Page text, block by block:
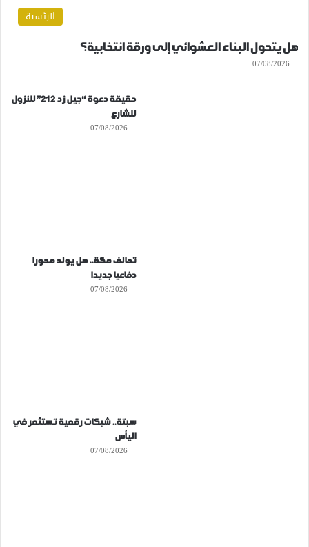
الرئسية
هل يتحول البناء العشوائي إلى ورقة انتخابية؟
07/08/2026
حقيقة دعوة “جيل زد 212” للنزول
للشارع
07/08/2026
تحالف مكة.. هل يولد محورا
دفاعيا جديدا
07/08/2026
سبتة.. شبكات رقمية تستثمر في
اليأس
07/08/2026